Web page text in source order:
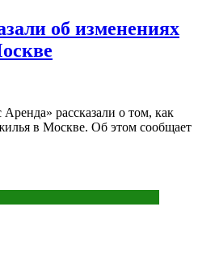
об изменениях
рассказали о том, как
в Москве. Об этом сообщает